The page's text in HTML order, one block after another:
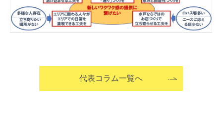
代表コラム一覧へ